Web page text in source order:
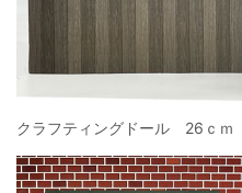
クラフティングドール 26ｃｍ